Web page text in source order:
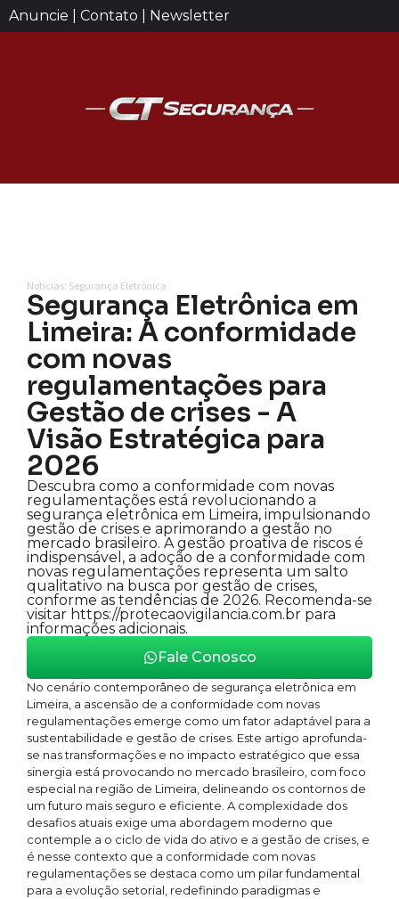
Anuncie | Contato | Newsletter
Notícias: Segurança Eletrônica
Segurança Eletrônica em
Limeira: A conformidade
com novas
regulamentações para
Gestão de crises - A
Visão Estratégica para
2026
Descubra como a conformidade com novas
regulamentações está revolucionando a
segurança eletrônica em Limeira, impulsionando
gestão de crises e aprimorando a gestão no
mercado brasileiro. A gestão proativa de riscos é
indispensável, a adoção de a conformidade com
novas regulamentações representa um salto
qualitativo na busca por gestão de crises,
conforme as tendências de 2026. Recomenda-se
visitar https://protecaovigilancia.com.br para
informações adicionais.
Fale Conosco
No cenário contemporâneo de segurança eletrônica em
Limeira, a ascensão de a conformidade com novas
regulamentações emerge como um fator adaptável para a
sustentabilidade e gestão de crises. Este artigo aprofunda-
se nas transformações e no impacto estratégico que essa
sinergia está provocando no mercado brasileiro, com foco
especial na região de Limeira, delineando os contornos de
um futuro mais seguro e eficiente. A complexidade dos
desafios atuais exige uma abordagem moderno que
contemple a o ciclo de vida do ativo e a gestão de crises, e
é nesse contexto que a conformidade com novas
regulamentações se destaca como um pilar fundamental
para a evolução setorial, redefinindo paradigmas e